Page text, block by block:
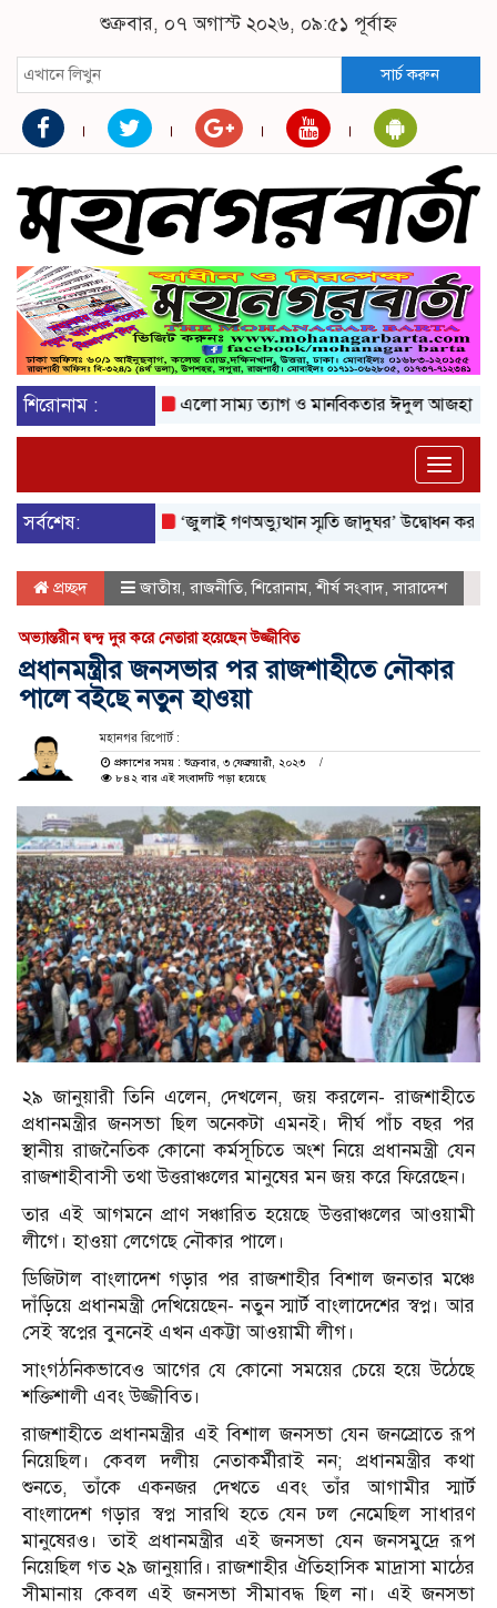
শুক্রবার, ০৭ অগাস্ট ২০২৬, ০৯:৫১ পূর্বাহ্ন
সার্চ করুন
শিরোনাম : এলো সাম্য ত্যাগ ও মানবিকতার ঈদুল আজহা
Toggle
সর্বশেষ:
‘জুলাই গণঅভ্যুত্থান স্মৃতি জাদুঘর’ উদ্বোধন করলেন
প্রচ্ছদ জাতীয়, রাজনীতি,শিরোনাম,শীর্ষ সংবাদ,সারাদেশ
অভ্যান্তরীন দ্বন্দ্ব দুর করে নেতারা হয়েছেন উজ্জীবিত
প্রধানমন্ত্রীর জনসভার পর রাজশাহীতে নৌকার
পালে বইছে নতুন হাওয়া
মহানগর রিপোর্ট :
প্রকাশের সময় : শুক্রবার, ৩ ফেব্রুয়ারী, ২০২৩
৮৪২ বার এই সংবাদটি পড়া হয়েছে
২৯ জানুয়ারী তিনি এলেন, দেখলেন, জয় করলেন- রাজশাহীতে
প্রধানমন্ত্রীর জনসভা ছিল অনেকটা এমনই। দীর্ঘ পাঁচ বছর পর
স্থানীয় রাজনৈতিক কোনো কর্মসূচিতে অংশ নিয়ে প্রধানমন্ত্রী যেন
রাজশাহীবাসী তথা উত্তরাঞ্চলের মানুষের মন জয় করে ফিরেছেন।
তার এই আগমনে প্রাণ সঞ্চারিত হয়েছে উত্তরাঞ্চলের আওয়ামী
লীগে। হাওয়া লেগেছে নৌকার পালে।
ডিজিটাল বাংলাদেশ গড়ার পর রাজশাহীর বিশাল জনতার মঞ্চে
দাঁড়িয়ে প্রধানমন্ত্রী দেখিয়েছেন- নতুন স্মার্ট বাংলাদেশের স্বপ্ন। আর
সেই স্বপ্নের বুননেই এখন একট্টা আওয়ামী লীগ।
সাংগঠনিকভাবেও আগের যে কোনো সময়ের চেয়ে হয়ে উঠেছে
শক্তিশালী এবং উজ্জীবিত।
রাজশাহীতে প্রধানমন্ত্রীর এই বিশাল জনসভা যেন জনস্রোতে রূপ
নিয়েছিল। কেবল দলীয় নেতাকর্মীরাই নন; প্রধানমন্ত্রীর কথা
শুনতে, তাঁকে একনজর দেখতে এবং তাঁর আগামীর স্মার্ট
বাংলাদেশ গড়ার স্বপ্ন সারথি হতে যেন ঢল নেমেছিল সাধারণ
মানুষেরও। তাই প্রধানমন্ত্রীর এই জনসভা যেন জনসমুদ্রে রূপ
নিয়েছিল গত ২৯ জানুয়ারি। রাজশাহীর ঐতিহাসিক মাদ্রাসা মাঠের
সীমানায় কেবল এই জনসভা সীমাবদ্ধ ছিল না। এই জনসভা